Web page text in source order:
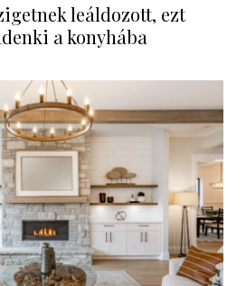
leáldozott, ezt
a konyhába